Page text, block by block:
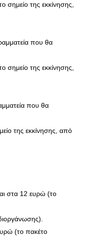
της εκκίνησης,
που θα
της εκκίνησης,
που θα
της εκκίνησης, από
στα 12 ευρώ (το
(το πακέτο